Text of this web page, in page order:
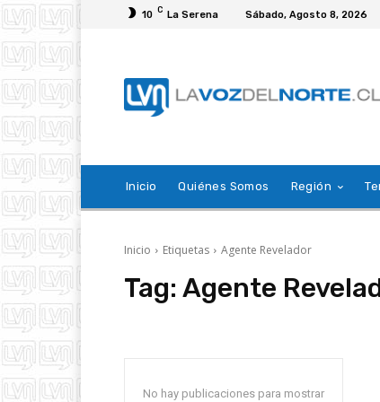
10 C La Serena Sábado, Agosto 8, 2026
Inicio Quiénes Somos Región
Inicio Etiquetas Agente Revelador
Tag: Agente
No hay publicaciones para mostrar